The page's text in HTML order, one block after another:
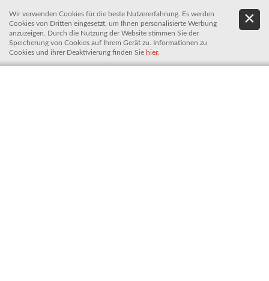
Wir verwenden Cookies für die beste Nutzererfahrung. Es werden
Cookies von Dritten eingesetzt, um Ihnen personalisierte Werbung
anzuzeigen. Durch die Nutzung der Website stimmen Sie der
Speicherung von Cookies auf Ihrem Gerät zu. Informationen zu
Cookies und ihrer Deaktivierung finden Sie hier.
De.It